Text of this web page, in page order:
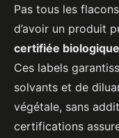
Pas tous les
d’avoir un produit
certifiée biologique
Ces labels
solvants et de
végétale, sans
certifications